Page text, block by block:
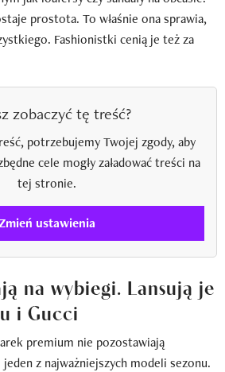
prostota. To właśnie ona sprawia,
Fashionistki cenią je też za
zobaczyć tę treść?
potrzebujemy Twojej zgody, aby
cele mogły załadować treści na
tej stronie.
ustawienia
na wybiegi. Lansują je
i Gucci
premium nie pozostawiają
z najważniejszych modeli sezonu.